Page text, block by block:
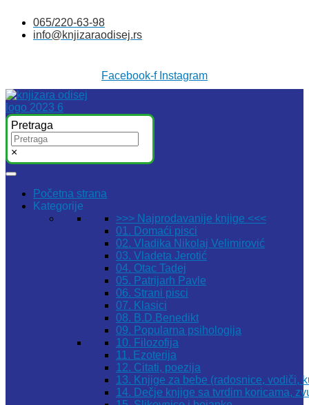
sadržaj
065/220-63-98
info@knjizaraodisej.rs
Facebook-f Instagram
Pretraga
×
Početna strana
Kategorije
>>> Najprodavanije knjige <<<
01. Domaći pisci
02. Vladika Nikolaj Velimirović
03. Vladeta Jerotić
04. Otac Tadej
05. Patrijarh Pavle
06. Strani pisci
07. Klasici
08. B.D.Benedikt
09. Popularna psihologija
10. Filozofija
11. Ezoterija
12. Citati, poezija
13. Knjige za bebe (radosnice, vodiči,
14. Dečje knjige sa tvrdim koricama,